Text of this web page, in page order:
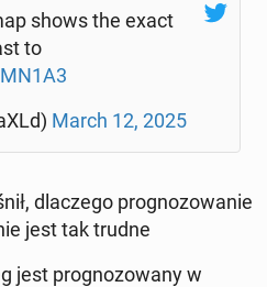
shows the exact
to
March 12, 2025
dla­cze­go pro­gno­zo­wa­nie
jest tak trudne
jest pro­gno­zo­wa­ny w